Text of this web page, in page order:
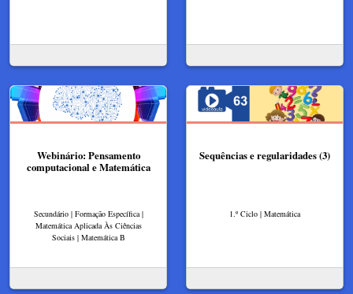
Webinário: Pensamento
computacional e Matemática
Secundário | Formação Específica |
Matemática Aplicada Às Ciências
Sociais | Matemática B
Sequências e regularidades (3)
1.º Ciclo | Matemática